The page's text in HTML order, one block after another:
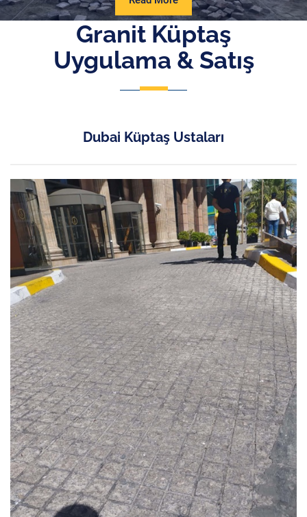
More
Granit Küptaş
Uygulama & Satış
Dubai Küptaş Ustaları